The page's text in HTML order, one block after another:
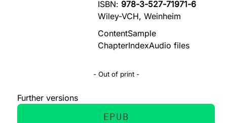
ISBN: 978-3-527-71971-6
Wiley-VCH, Weinheim
ContentSample
ChapterIndexAudio files
- Out of print -
Further versions
EPUB